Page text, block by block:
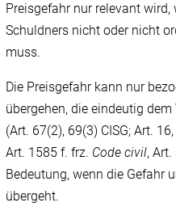
Preisgefahr nur relevant
Schuldners nicht oder nicht
muss.
Die Preisgefahr kann nur
übergehen, die eindeutig
(Art. 67(2), 69(3) CISG; Art.
Art. 1585 f. frz. Code civil,
Bedeutung, wenn die Gefahr
übergeht.